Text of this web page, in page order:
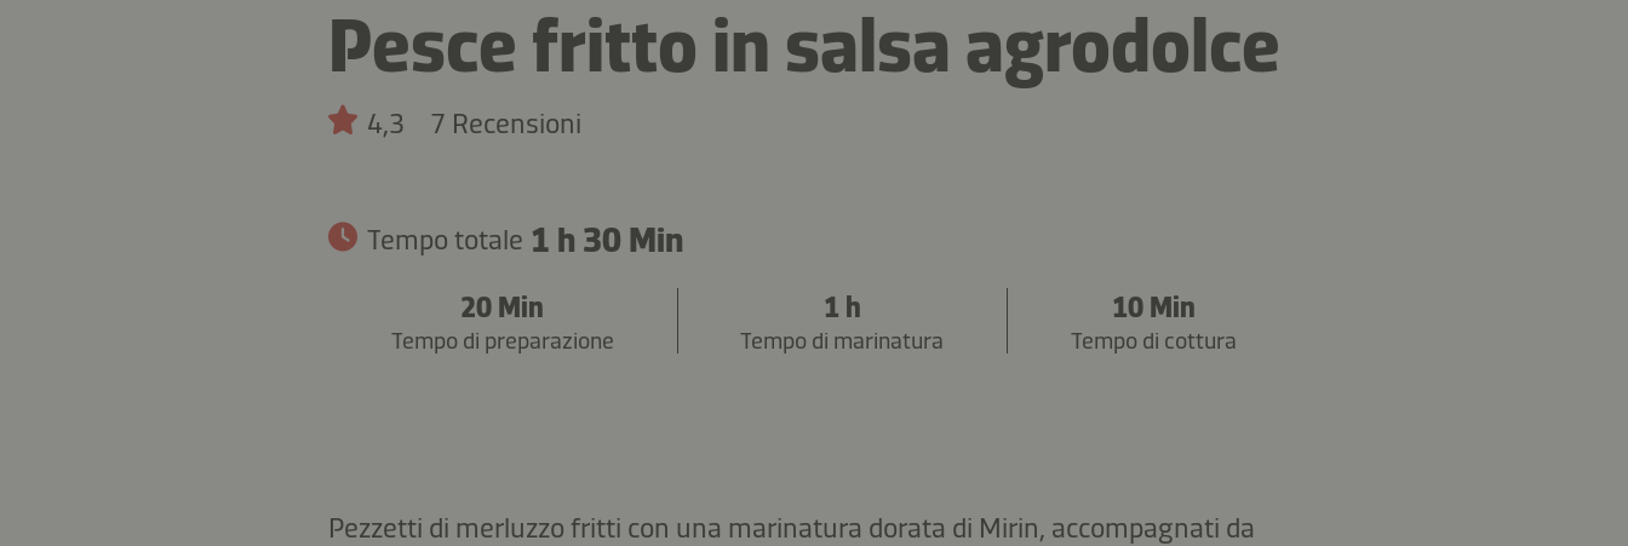
Pesce fritto in salsa agrodolce
4,3 7 Recensioni
Tempo totale 1 h 30 Min
20 Min
Tempo di preparazione
1 h
Tempo di marinatura
10 Min
Tempo di cottura
Pezzetti di merluzzo fritti con una marinatura dorata di Mirin, accompagnati da